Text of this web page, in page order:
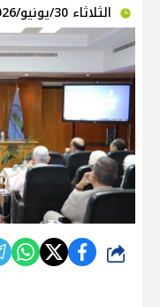
الثلاثاء 30/يونيو/2026 - 12:17 م
شارك